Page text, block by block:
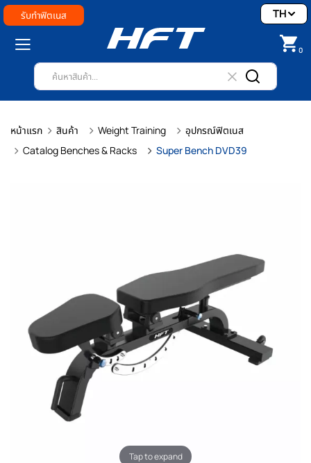
รับทำฟิตเนส
0
TH
หน้าแรก สินค้า Weight Training
อุปกรณ์ฟิตเนส
Catalog Benches & Racks
Super Bench DVD39
Tap to expand